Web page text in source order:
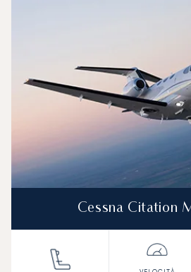
Cessna Citation